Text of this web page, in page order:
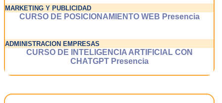
MARKETING Y PUBLICIDAD
CURSO DE POSICIONAMIENTO WEB Presencia
ADMINISTRACION EMPRESAS
CURSO DE INTELIGENCIA ARTIFICIAL CON
CHATGPT Presencia